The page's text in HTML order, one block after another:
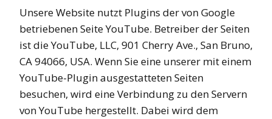
Unsere Website nutzt Plugins der von Google
betriebenen Seite YouTube. Betreiber der Seiten
ist die YouTube, LLC, 901 Cherry Ave., San Bruno,
CA 94066, USA. Wenn Sie eine unserer mit einem
YouTube-Plugin ausgestatteten Seiten
besuchen, wird eine Verbindung zu den Servern
von YouTube hergestellt. Dabei wird dem